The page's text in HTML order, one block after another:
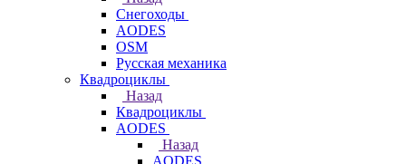
Снегоходы
AODES
OSM
Русская механика
Квадроциклы
Назад
Квадроциклы
AODES
Назад
AODES